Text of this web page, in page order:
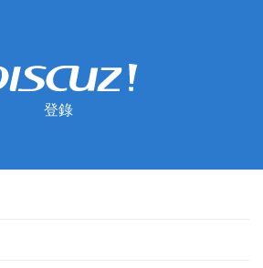
登錄